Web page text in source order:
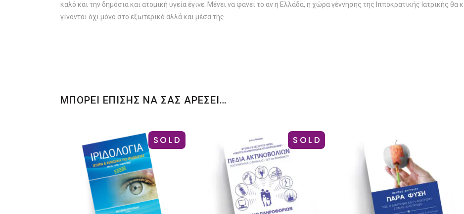
καλό και την δημόσια και ατομική υγεία έγινε. Μένει να φανεί το αν η Ελλάδα, η χώρα γέννησης της Ιπποκρατικής Ιατρικής
γίνονται όχι μόνο στο εξωτερικό αλλά και μέσα της.
ΜΠΟΡΕΙ ΕΠΙΣΗΣ ΝΑ ΣΑΣ ΑΡΕΣΕΙ…
SOLD SOLD